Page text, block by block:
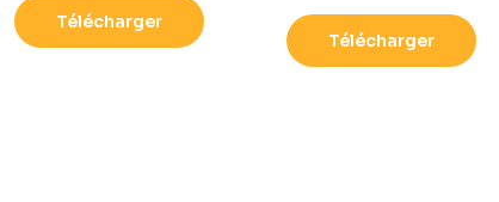
Télécharger
Télécharger